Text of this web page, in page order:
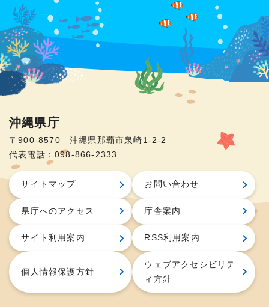
沖縄県庁
〒900-8570 沖縄県那覇市泉崎1-2-2
代表電話：098-866-2333
サイトマップ お問い合わせ
県庁へのアクセス 庁舎案内
サイト利用案内 RSS利用案内
個人情報保護方針
ウェブアクセシビリテ
ィ方針